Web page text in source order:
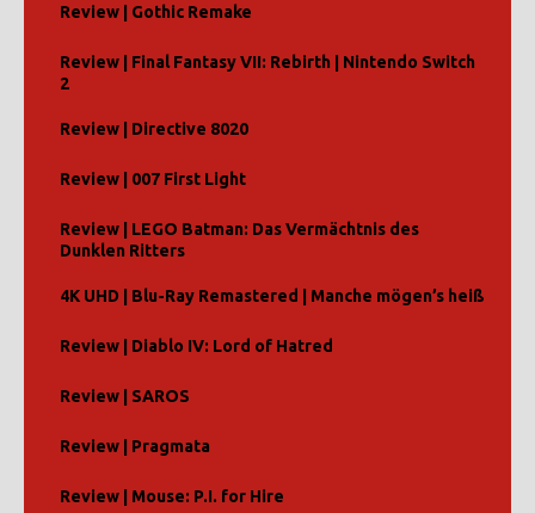
Review | Gothic Remake
Review | Final Fantasy VII: Rebirth | Nintendo Switch
2
Review | Directive 8020
Review | 007 First Light
Review | LEGO Batman: Das Vermächtnis des
Dunklen Ritters
4K UHD | Blu-Ray Remastered | Manche mögen’s heiß
Review | Diablo IV: Lord of Hatred
Review | SAROS
Review | Pragmata
Review | Mouse: P.I. for Hire